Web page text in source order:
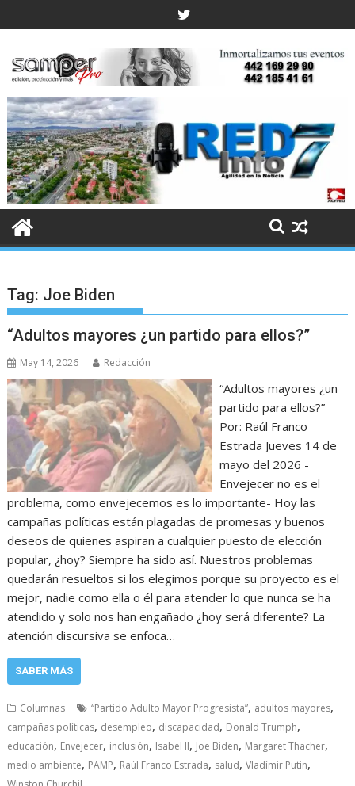
to
Tag: Joe Biden
“Adultos mayores ¿un partido para ellos?”
May 14, 2026 Redacción
“Adultos mayores ¿un
partido para ellos?”
Por: Raúl Franco
Estrada Jueves 14 de
mayo del 2026 -
Envejecer no es el
problema, como envejecemos es lo importante- Hoy las
campañas políticas están plagadas de promesas y buenos
deseos de quienes aspiran a cualquier puesto de elección
popular, ¿hoy? Siempre ha sido así. Nuestros problemas
quedarán resueltos si los elegimos porque su proyecto es el
mejor, nadie como ella o él para atender lo que nunca se ha
atendido y solo nos han engañado ¿hoy será diferente? La
atención discursiva se enfoca…
SABER MÁS
Columnas “Partido Adulto Mayor Progresista”, adultos mayores,
campañas políticas, desempleo, discapacidad, Donald Trumph,
educación, Envejecer, inclusión, Isabel II, Joe Biden, Margaret Thacher,
medio ambiente, PAMP, Raúl Franco Estrada, salud,Vladímir Putin,